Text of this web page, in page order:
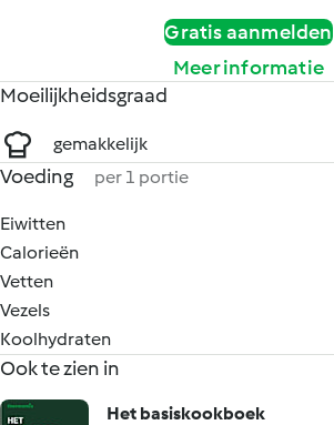
Gratis aanmelden
Meer informatie
Moeilijkheidsgraad
gemakkelijk
Voeding per 1 portie
Eiwitten
Calorieën
Vetten
Vezels
Koolhydraten
Ook te zien in
Het basiskookboek